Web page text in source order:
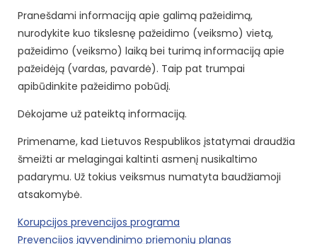
Pranešdami informaciją apie galimą pažeidimą,
nurodykite kuo tikslesnę pažeidimo (veiksmo) vietą,
pažeidimo (veiksmo) laiką bei turimą informaciją apie
pažeidėją (vardas, pavardė). Taip pat trumpai
apibūdinkite pažeidimo pobūdį.
Dėkojame už pateiktą informaciją.
Primename, kad Lietuvos Respublikos įstatymai draudžia
šmeižti ar melagingai kaltinti asmenį nusikaltimo
padarymu. Už tokius veiksmus numatyta baudžiamoji
atsakomybė.
Korupcijos prevencijos programa
Prevencijos įgyvendinimo priemonių planas